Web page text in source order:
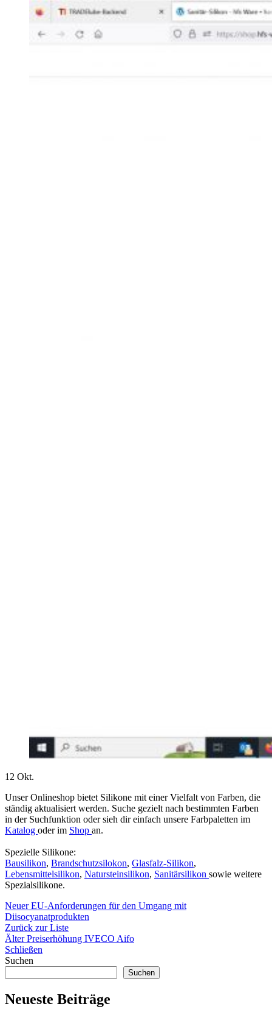
12 Okt.
Unser Onlineshop bietet Silikone mit einer Vielfalt von Farben, die
ständig aktualisiert werden. Suche gezielt nach bestimmten Farben
in der Suchfunktion oder sieh dir einfach unsere Farbpaletten im
Katalog oder im Shop an.
Spezielle Silikone:
Bausilikon, Brandschutzsilokon, Glasfalz-Silikon,
Lebensmittelsilikon, Natursteinsilikon, Sanitärsilikon sowie weitere
Spezialsilikone.
Neuer EU-Anforderungen für den Umgang mit
Diisocyanatprodukten
Zurück zur Liste
Älter Preiserhöhung IVECO Aifo
Schließen
Suchen
Suchen
Neueste Beiträge